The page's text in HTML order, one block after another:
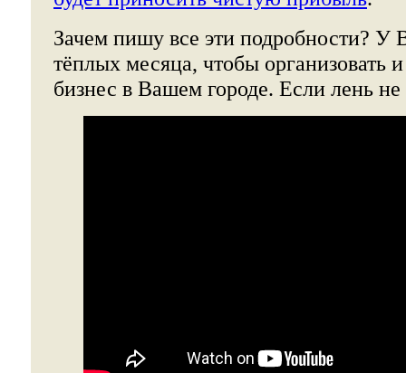
Зачем пишу все эти подробности? У
тёплых месяца, чтобы организовать
бизнес в Вашем городе. Если лень